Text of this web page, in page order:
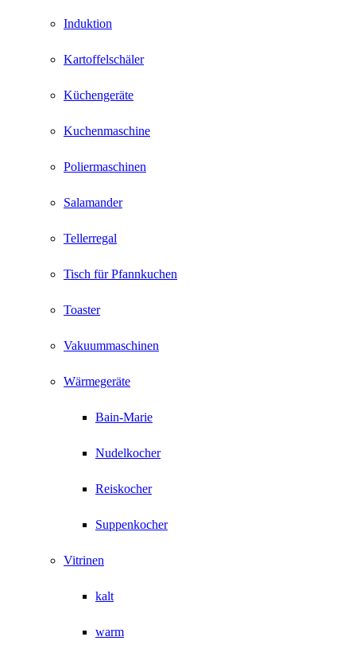
Induktion
Kartoffelschäler
Küchengeräte
Kuchenmaschine
Poliermaschinen
Salamander
Tellerregal
Tisch für Pfannkuchen
Toaster
Vakuummaschinen
Wärmegeräte
Bain-Marie
Nudelkocher
Reiskocher
Suppenkocher
Vitrinen
kalt
warm